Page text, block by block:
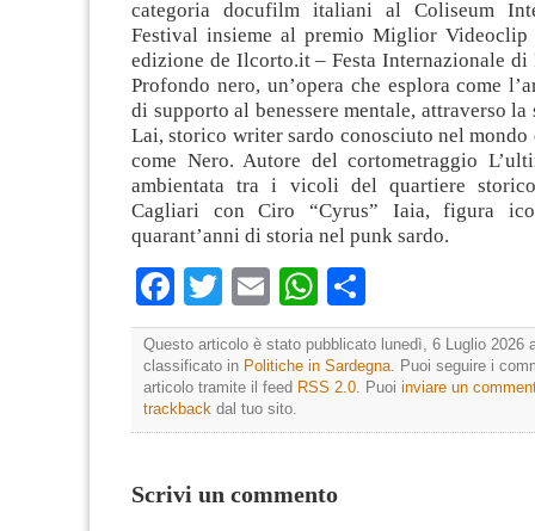
categoria docufilm italiani al Coliseum
Festival insieme al premio Miglior Videoclip
edizione de Ilcorto.it – Festa Internazionale di
Profondo nero, un’opera che esplora come
di supporto al benessere mentale, attraverso
Lai, storico writer sardo conosciuto nel mondo
come Nero. Autore del cortometraggio
ambientata tra i vicoli del quartiere
Cagliari con Ciro “Cyrus” Iaia, figura
quarant’anni di storia nel punk sardo.
Facebook
TwitterEmailWhatsApp
Questo articolo è stato pubblicato lunedì, 6 Luglio 2026
classificato in Politiche in Sardegna. Puoi seguire i
articolo tramite il feed RSS 2.0. Puoi inviare un
trackback dal tuo sito.
Scrivi un commento